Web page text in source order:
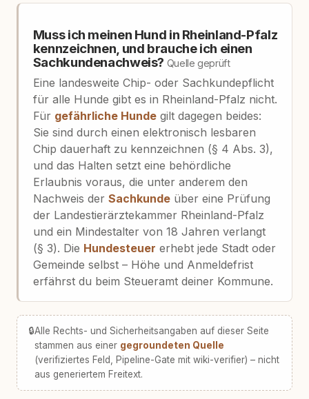
Muss ich meinen Hund in Rheinland-Pfalz
kennzeichnen, und brauche ich einen
Sachkundenachweis? Quelle geprüft
Eine landesweite Chip- oder Sachkundepflicht
für alle Hunde gibt es in Rheinland-Pfalz nicht.
Für gefährliche Hundegilt dagegen beides:
Sie sind durch einen elektronisch lesbaren
Chip dauerhaft zu kennzeichnen (§ 4 Abs. 3),
und das Halten setzt eine behördliche
Erlaubnis voraus, die unter anderem den
Nachweis der Sachkundeüber eine Prüfung
der Landestierärztekammer Rheinland-Pfalz
und ein Mindestalter von 18 Jahren verlangt
(§ 3). Die Hundesteuer erhebt jede Stadt oder
Gemeinde selbst – Höhe und Anmeldefrist
erfährst du beim Steueramt deiner Kommune.
🔒Alle Rechts- und Sicherheitsangaben auf dieser Seite
stammen aus einer gegroundeten Quelle
(verifiziertes Feld, Pipeline-Gate mit wiki-verifier) – nicht
aus generiertem Freitext.